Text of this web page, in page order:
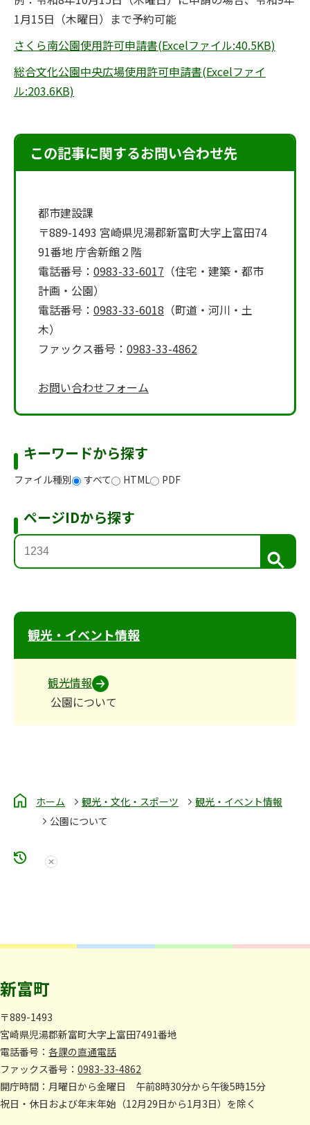
1月15日（木曜日）まで予約可能
さくら南公園使用許可申請書(Excelファイル:40.5KB)
総合文化公園中央広場使用許可申請書(Excelファイ
ル:203.6KB)
この記事に関するお問い合わせ先
都市建設課
〒889-1493 宮崎県児湯郡新富町大字上富田74
91番地 庁舎新館２階
電話番号： 0983-33-6017 （住宅・建築・都市
計画・公園）
電話番号： 0983-33-6018 （町道・河川・土
木）
ファックス番号： 0983-33-4862
お問い合わせフォーム
キーワードから探す
ファイル種別 すべて HTML PDF
ページIDから探す
検
索
観光・イベント情報
観光情報
公園について
ホーム 観光・文化・スポーツ
観光・イベント情報
公園について
新富町
〒889-1493
宮崎県児湯郡新富町大字上富田7491番地
電話番号： 各課の直通電話
ファックス番号： 0983-33-4862
開庁時間：月曜日から金曜日 午前8時30分から午後5時15分
祝日・休日および年末年始（12月29日から1月3日）を除く